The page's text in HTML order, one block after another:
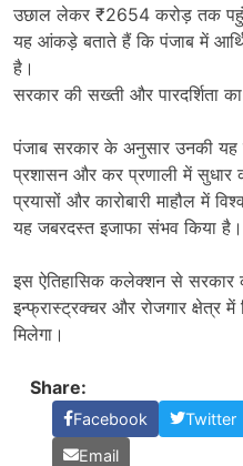
उछाल लेकर ₹2654 करोड़ तक
यह आंकड़े बताते हैं कि पंजाब में
है।
सरकार की सख्ती और पारदर्शिता
पंजाब सरकार के अनुसार उनकी यह
प्रशासन और कर प्रणाली में सुधार
प्रयासों और कारोबारी माहौल में
यह जबरदस्त इजाफा संभव किया है।
इस ऐतिहासिक कलेक्शन से सरकार
इन्फ्रास्ट्रक्चर और रोजगार क्षेत्र
मिलेगा।
Share:
Facebook Twitter
Email